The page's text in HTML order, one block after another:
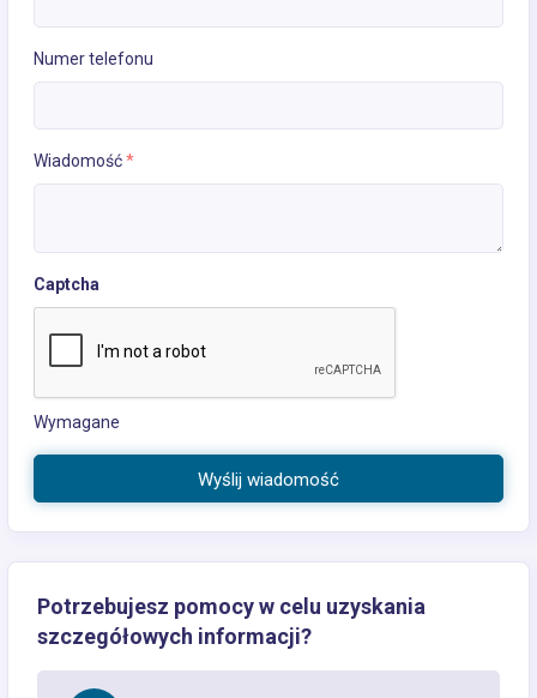
Numer telefonu
Wiadomość*
Captcha
Wymagane
Wyślij wiadomość
Potrzebujesz pomocy w celu uzyskania
szczegółowych informacji?